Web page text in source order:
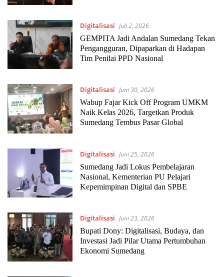
Digitalisasi Juli 2, 2026
GEMPITA Jadi Andalan Sumedang Tekan
Pengangguran, Dipaparkan di Hadapan
Tim Penilai PPD Nasional
Digitalisasi Juni 30, 2026
Wabup Fajar Kick Off Program UMKM
Naik Kelas 2026, Targetkan Produk
Sumedang Tembus Pasar Global
Digitalisasi Juni 25, 2026
Sumedang Jadi Lokus Pembelajaran
Nasional, Kementerian PU Pelajari
Kepemimpinan Digital dan SPBE
Digitalisasi Juni 23, 2026
Bupati Dony: Digitalisasi, Budaya, dan
Investasi Jadi Pilar Utama Pertumbuhan
Ekonomi Sumedang